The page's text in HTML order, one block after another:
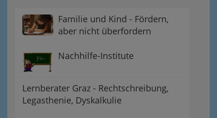
Familie und Kind - Fördern,
aber nicht überfordern
Nachhilfe-Institute
Lernberater Graz - Rechtschreibung,
Legasthenie, Dyskalkulie